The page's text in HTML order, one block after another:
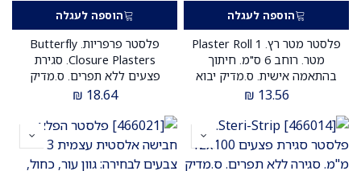
הוספה לעגלה
פלסטר מטר רץ. Plaster Roll 1
מטר. רוחב 6 ס"מ. חיתוך
בהתאמה אישית. ס.מדיק יבוא
13.56
₪
הוספה לעגלה
פלסטר פרפריות. Butterfly
Closure Plasters. סגירת
פצעים ללא תפרים. ס.מדיק
יבוא
18.64
₪